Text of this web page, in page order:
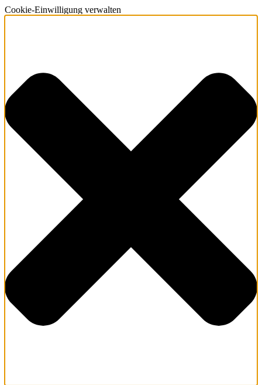
Cookie-Einwilligung verwalten